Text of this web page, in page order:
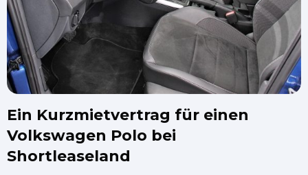
Ein Kurzmietvertrag für einen
Volkswagen Polo bei
Shortleaseland